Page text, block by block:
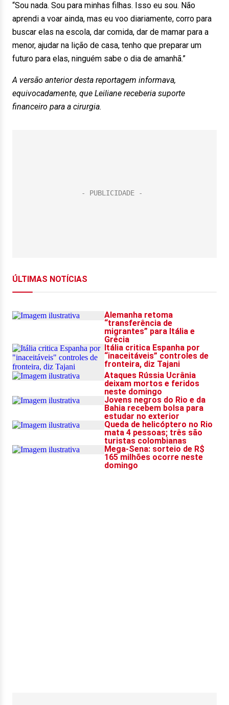
“Sou nada. Sou para minhas filhas. Isso eu sou. Não
aprendi a voar ainda, mas eu voo diariamente, corro para
buscar elas na escola, dar comida, dar de mamar para a
menor, ajudar na lição de casa, tenho que preparar um
futuro para elas, ninguém sabe o dia de amanhã.”
A versão anterior desta reportagem informava,
equivocadamente, que Leiliane receberia suporte
financeiro para a cirurgia.